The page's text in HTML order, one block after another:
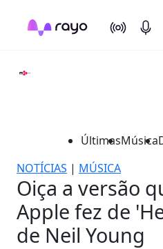
On Air
ÚltimasMúsica
NOTÍCIAS | MÚSICA
Oiça a versão
Apple fez de
de Neil Young